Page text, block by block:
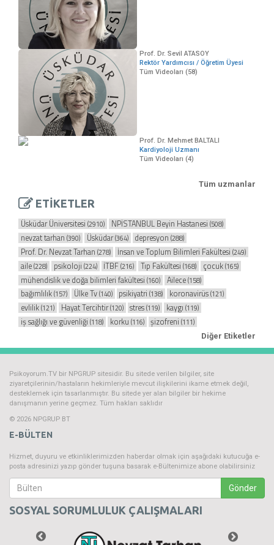
Prof. Dr. Sevil ATASOY
Rektör Yardımcısı / Öğretim Üyesi
Tüm Videoları (58)
Prof. Dr. Mehmet BALTALI
Kardiyoloji Uzmanı
Tüm Videoları (4)
Tüm uzmanlar
ETİKETLER
Üsküdar Üniversitesi (2910) NPİSTANBUL Beyin Hastanesi (508)
nevzat tarhan (390) Üsküdar(364) depresyon(288)
Prof. Dr. Nevzat Tarhan (278) İnsan ve Toplum Bilimleri Fakültesi (249)
aile(228) psikoloji (224) İTBF(216) Tıp Fakültesi(168) çocuk(165)
mühendislik ve doğa bilimleri fakültesi (160) Ailece(158)
bağımlılık(157) Ülke Tv(140) psikiyatri(138) koronavirüs(121)
evlilik(121) Hayat Tercihtir(120) stres(119) kaygı(119)
iş sağlığı ve güvenliği (118) korku (116) şizofreni(111)
Diğer Etiketler
Psikoyorum.TV bir NPGRUP sitesidir. Bu sitede verilen bilgiler, site
ziyaretçilerinin/hastaların hekimleriyle mevcut ilişkilerini ikame etmek değil,
desteklemek için tasarlanmıştır. Bu sitede yer alan bilgiler bir hekime
danışmanın yerine geçmez. Tüm hakları saklıdır
© 2026 NPGRUP BT
E-BÜLTEN
Hizmet, duyuru ve etkinliklerimizden haberdar olmak için aşağıdaki kutucuğa e-
posta adresinizi yazıp gönder tuşuna basarak e-Bültenimize abone olabilirsiniz
Gönder
SOSYAL SORUMLULUK ÇALIŞMALARI